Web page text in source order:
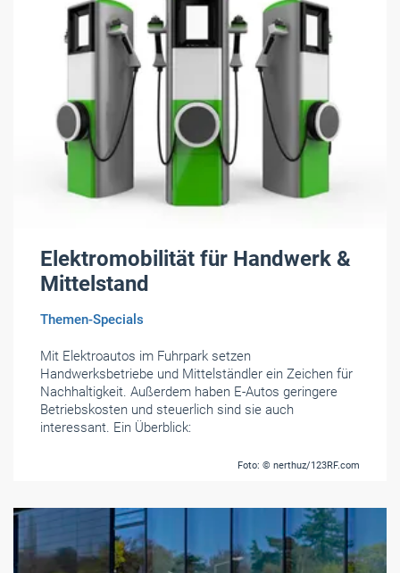
Foto: © nerthuz/123RF.com
Elektromobilität für Handwerk &
Mittelstand
Themen-Specials
Mit Elektroautos im Fuhrpark setzen
Handwerksbetriebe und Mittelständler ein Zeichen für
Nachhaltigkeit. Außerdem haben E-Autos geringere
Betriebskosten und steuerlich sind sie auch
interessant. Ein Überblick: